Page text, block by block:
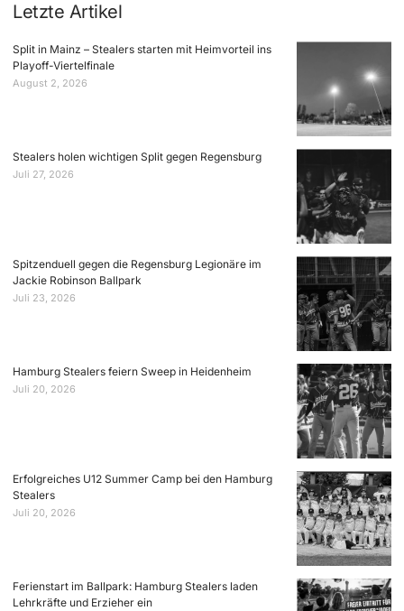
Letzte Artikel
Split in Mainz – Stealers starten mit Heimvorteil ins
Playoff-Viertelfinale
August 2, 2026
Stealers holen wichtigen Split gegen Regensburg
Juli 27, 2026
Spitzenduell gegen die Regensburg Legionäre im
Jackie Robinson Ballpark
Juli 23, 2026
Hamburg Stealers feiern Sweep in Heidenheim
Juli 20, 2026
Erfolgreiches U12 Summer Camp bei den Hamburg
Stealers
Juli 20, 2026
Ferienstart im Ballpark: Hamburg Stealers laden
Lehrkräfte und Erzieher ein